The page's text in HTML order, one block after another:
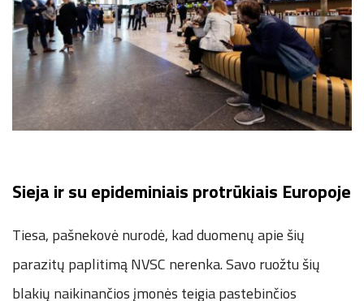
Sieja ir su epideminiais protrūkiais Europoje
Tiesa, pašnekovė nurodė, kad duomenų apie šių
parazitų paplitimą NVSC nerenka. Savo ruožtu šių
blakių naikinančios įmonės teigia pastebinčios